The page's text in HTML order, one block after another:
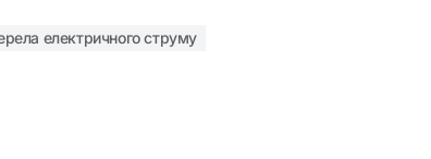
електричного струму